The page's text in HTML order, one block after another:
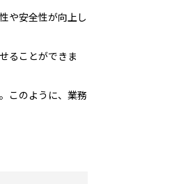
や安全性が向上し
ることができま
このように、業務